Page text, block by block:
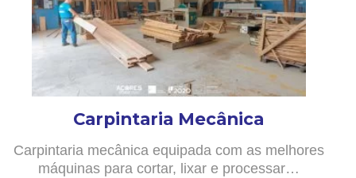
Carpintaria Mecânica
Carpintaria mecânica equipada com as melhores
máquinas para cortar, lixar e processar…